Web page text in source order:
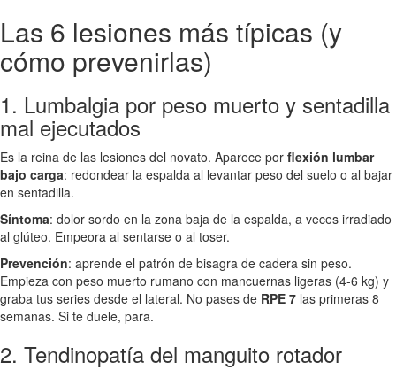
Las 6 lesiones más típicas (y
cómo prevenirlas)
1. Lumbalgia por peso muerto y sentadilla
mal ejecutados
Es la reina de las lesiones del novato. Aparece por flexión lumbar
bajo carga: redondear la espalda al levantar peso del suelo o al bajar
en sentadilla.
Síntoma: dolor sordo en la zona baja de la espalda, a veces irradiado
al glúteo. Empeora al sentarse o al toser.
Prevención: aprende el patrón de bisagra de cadera sin peso.
Empieza con peso muerto rumano con mancuernas ligeras (4-6 kg) y
graba tus series desde el lateral. No pases de RPE 7 las primeras 8
semanas. Si te duele, para.
2. Tendinopatía del manguito rotador